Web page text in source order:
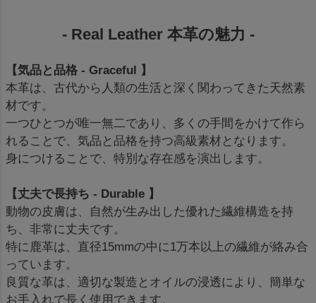
- Real Leather 本革の魅力 -
【気品と品格 - Graceful 】
本革は、古代から人類の生活と深く関わってきた天然素
材です。
一つひとつが唯一無二であり、多くの手間をかけて作ら
れることで、気品と品格を持つ高級素材となります。
身につけることで、特別な存在感を演出します。
【丈夫で長持ち - Durable 】
動物の皮膚は、自然が生み出した優れた繊維構造を持
ち、非常に丈夫です。
特に鹿革は、直径15mmの中に1万本以上の繊維が絡み合
っています。
良質な革は、適切な製造とオイルの浸透により、簡単な
お手入れで長く使用できます。